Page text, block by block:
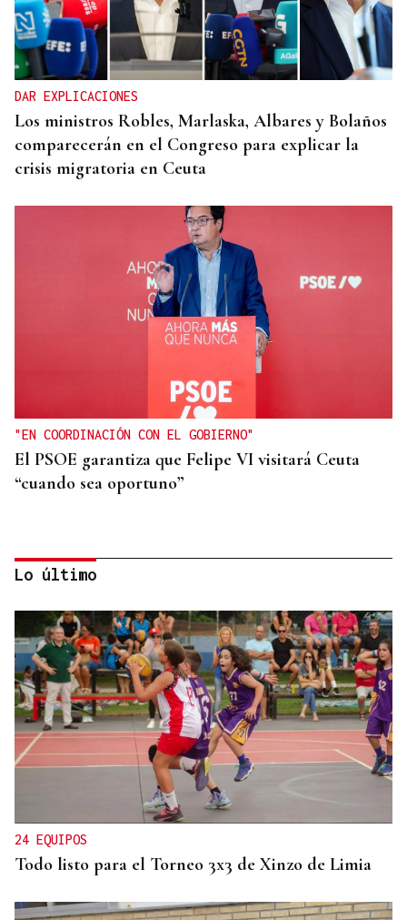
DAR EXPLICACIONES
Los ministros Robles, Marlaska, Albares y Bolaños
comparecerán en el Congreso para explicar la
crisis migratoria en Ceuta
"EN COORDINACIÓN CON EL GOBIERNO"
El PSOE garantiza que Felipe VI visitará Ceuta
“cuando sea oportuno”
FIESTAS DE SAGUNT
Denuncian el logo sexista de una peña taurina de
Valencia con un toro "sometiendo sexualmente a
una mujer"
Lo último
24 EQUIPOS
Todo listo para el Torneo 3x3 de Xinzo de Limia